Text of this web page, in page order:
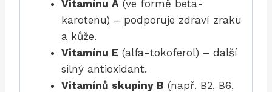
Vitamínu A (ve formě beta-
karotenu) – podporuje zdraví zraku
a kůže.
Vitamínu E (alfa-tokoferol) – další
silný antioxidant.
Vitamínů skupiny B (např. B2, B6,